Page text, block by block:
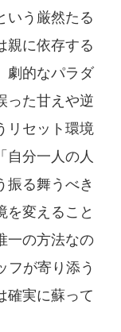
いう厳然たる
親に依存する
劇的なパラダ
った甘えや逆
リセット環境
自分一人の人
振る舞うべき
を変えること
一の方法なの
フが寄り添う
確実に蘇って